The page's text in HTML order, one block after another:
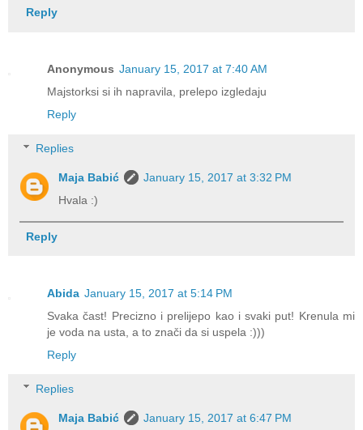
Reply
Anonymous January 15, 2017 at 7:40 AM
Majstorksi si ih napravila, prelepo izgledaju
Reply
Replies
Maja Babić
January 15, 2017 at 3:32 PM
Hvala :)
Reply
Abida January 15, 2017 at 5:14 PM
Svaka čast! Precizno i prelijepo kao i svaki put! Krenula mi
je voda na usta, a to znači da si uspela :)))
Reply
Replies
Maja Babić
January 15, 2017 at 6:47 PM